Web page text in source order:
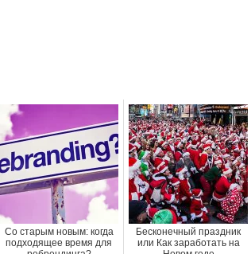
Со старым новым: когда
подходящее время для
Бесконечный праздник
или Как заработать на